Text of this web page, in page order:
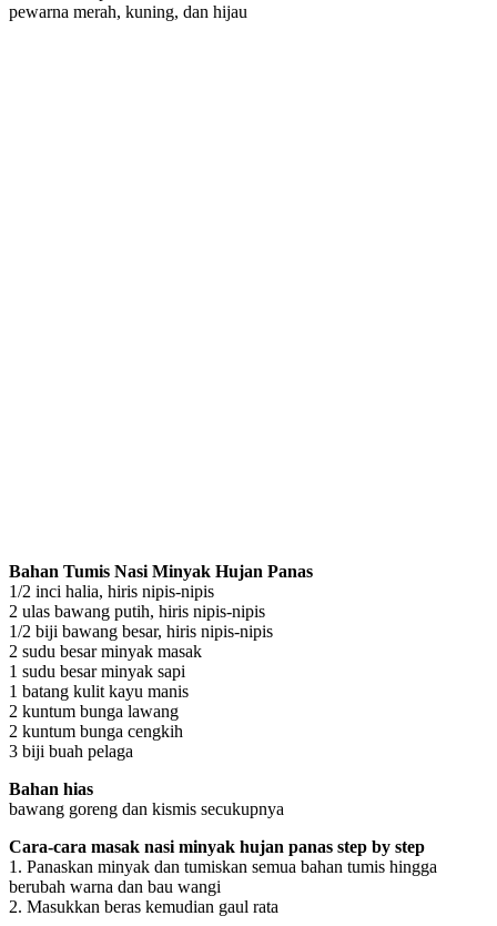
pewarna merah, kuning, dan hijau
Bahan Tumis Nasi Minyak Hujan Panas
1/2 inci halia, hiris nipis-nipis
2 ulas bawang putih, hiris nipis-nipis
1/2 biji bawang besar, hiris nipis-nipis
2 sudu besar minyak masak
1 sudu besar minyak sapi
1 batang kulit kayu manis
2 kuntum bunga lawang
2 kuntum bunga cengkih
3 biji buah pelaga
Bahan hias
bawang goreng dan kismis secukupnya
Cara-cara masak nasi minyak hujan panas step by step
1. Panaskan minyak dan tumiskan semua bahan tumis hingga
berubah warna dan bau wangi
2. Masukkan beras kemudian gaul rata